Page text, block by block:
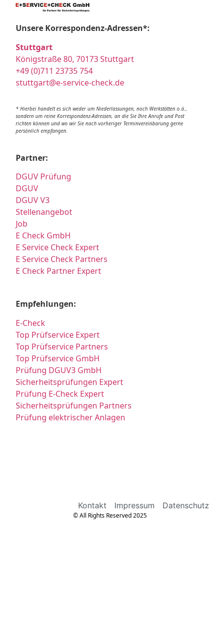
Unsere Korrespondenz-Adressen*:
Stuttgart
Königstraße 80, 70173 Stuttgart
+49 (0)711 23735 754
stuttgart@e-service-check.de
* Hierbei handelt es sich weder um Niederlassungen, noch Werkstätten o.ä.,
sondern um reine Korrespondenz-Adressen, an die Sie Ihre Anrufe und Post
richten können und wo wir Sie nach vorheriger Terminvereinbarung gerne
persönlich empfangen.
Partner:
DGUV Prüfung
DGUV
DGUV V3
Stellenangebot
Job
E Check GmbH
E Service Check Expert
E Service Check Partners
E Check Partner Expert
Empfehlungen:
E-Check
Top Prüfservice Expert
Top Prüfservice Partners
Top Prüfservice GmbH
Prüfung DGUV3 GmbH
Sicherheitsprüfungen Expert
Prüfung E-Check Expert
Sicherheitsprüfungen Partners
Prüfung elektrischer Anlagen
Kontakt Impressum Datenschutz
© All Rights Reserved 2025